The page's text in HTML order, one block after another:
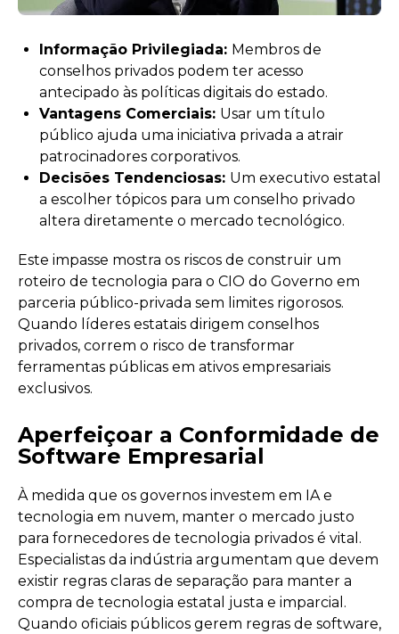
Informação Privilegiada: Membros de
conselhos privados podem ter acesso
antecipado às políticas digitais do estado.
Vantagens Comerciais: Usar um título
público ajuda uma iniciativa privada a atrair
patrocinadores corporativos.
Decisões Tendenciosas: Um executivo estatal
a escolher tópicos para um conselho privado
altera diretamente o mercado tecnológico.
Este impasse mostra os riscos de construir um
roteiro de tecnologia para o CIO do Governo em
parceria público-privada sem limites rigorosos.
Quando líderes estatais dirigem conselhos
privados, correm o risco de transformar
ferramentas públicas em ativos empresariais
exclusivos.
Aperfeiçoar a Conformidade de
Software Empresarial
À medida que os governos investem em IA e
tecnologia em nuvem, manter o mercado justo
para fornecedores de tecnologia privados é vital.
Especialistas da indústria argumentam que devem
existir regras claras de separação para manter a
compra de tecnologia estatal justa e imparcial.
Quando oficiais públicos gerem regras de software,